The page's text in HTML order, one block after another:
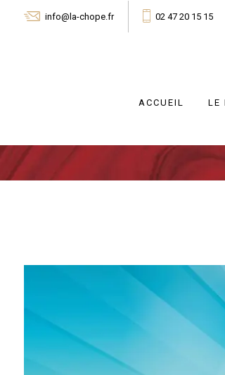
info@la-chope.fr 02 47 20 15 15
ACCUEIL LE